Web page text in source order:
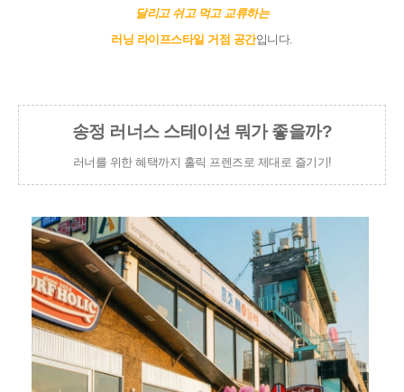
달리고 쉬고 먹고 교류하는
러닝 라이프스타일 거점 공간입니다.
송정 러너스 스테이션 뭐가 좋을까?
러너를 위한 혜택까지 홀릭 프렌즈로 제대로 즐기기!